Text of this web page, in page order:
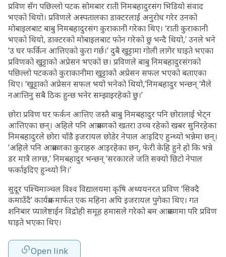
प्रविण सँग पछिल्लो पटक सोमबार राती निमबहादुरसंग भिडियो संवाद
भएको थियो। प्रविणले अस्पतालका डाक्टरलाई अनुरोध गरेर उनको
मोबाइलबाट बाबु निमबहादुरसंग कुराकानी गरेका थिए। ‘राती कुराकानी
भएको थियो, डाक्टरको मोबाइलबाट फोन गरेको छु भन्दै थियो,’ उनले भने
‘उ घर फर्किन आत्तिएको कुरा गर्छ।’ दुबै खुट्टामा गोली लागेर घाइते भएका
प्रविणको खुट्टाको अप्रेसन भएको छ। प्रविणले बाबु निमबहादुरसंगको
पछिल्लो पटकको कुराकानीमा खुट्टाको अप्रेसन सफल भएको बताएका
थिए। ‘खुट्टाको अप्रेसन सफल भयो भनेको थियो,’निमबहादुर भन्छन् ‘मैले
नआत्तिनु सबै ठिक हुन्छ भनेर सम्झाइरहेको छु।’
छोरा प्रविण घर फर्कन आत्तिए जस्तै बाबु निमबहादुर पनि छोरालाई भेट्न
आत्तिएका छन्। अहिले पनि आक्रमणको खतरा उच्च रहेको खबर सुनिरहेका
निमबहादुरले छोरा चाँडै इजरायल छोडेर नेपाल आइदिए हुन्थ्यो भन्नेमा छन्।
‘अहिले पनि आक्रमणका कुराहरु आइरहेका छन्, फेरी केहि हुने हो कि भन्ने
डर मात्रै लाग्छ,’ निमबहादुर भन्छन् ‘सरकारले जति सक्यो छिटो नेपाल
फर्काइदिए हुन्थ्यो नि।’
सुदूर पश्चिमाञ्चल विश्व विद्यालयमा कृषि अध्ययनरत प्रविण ‘सिक्दै
कमाउँदै’ कार्यक्रम मार्फत एक महिना अघि इजरायल पुगेका थिए। गत
शनिबार प्यालेष्टाईन विद्रोही समूह हमासले गरेको बम आक्रमणमा परि प्रविण
घाइते भएका थिए।
Open link